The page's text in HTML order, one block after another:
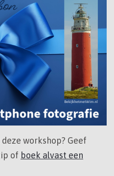
workshop? Geef
of boek alvast een